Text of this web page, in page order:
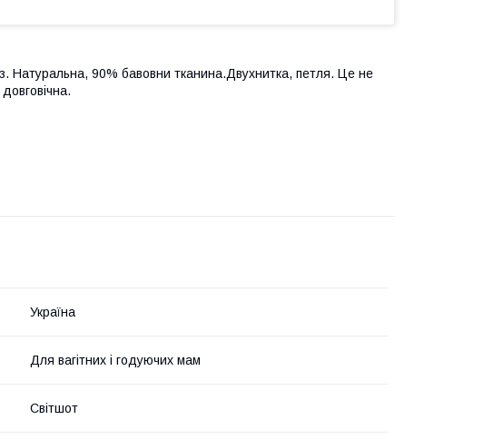
Натуральна, 90% бавовни тканина.Двухнитка, петля. Це не
Україна
Для вагітних і годуючих мам
Світшот